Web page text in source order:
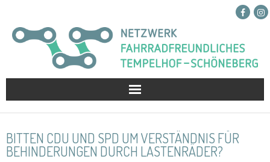
Netzwerk
Projekte
BITTEN CDU UND SPD UM VERSTÄNDNIS FÜR
BEHINDERUNGEN DURCH LASTENRÄDER?